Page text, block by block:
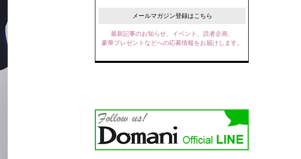
メールマガジン登録はこちら
最新記事のお知らせ、イベント、読者企画、
豪華プレゼントなどへの応募情報をお届けします。